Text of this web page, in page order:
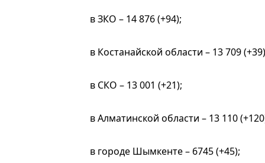
в ЗКО – 14 876 (+94);
в Костанайской области – 13 709
в СКО – 13 001 (+21);
в Алматинской области – 13 110
в городе Шымкенте – 6745 (+45);